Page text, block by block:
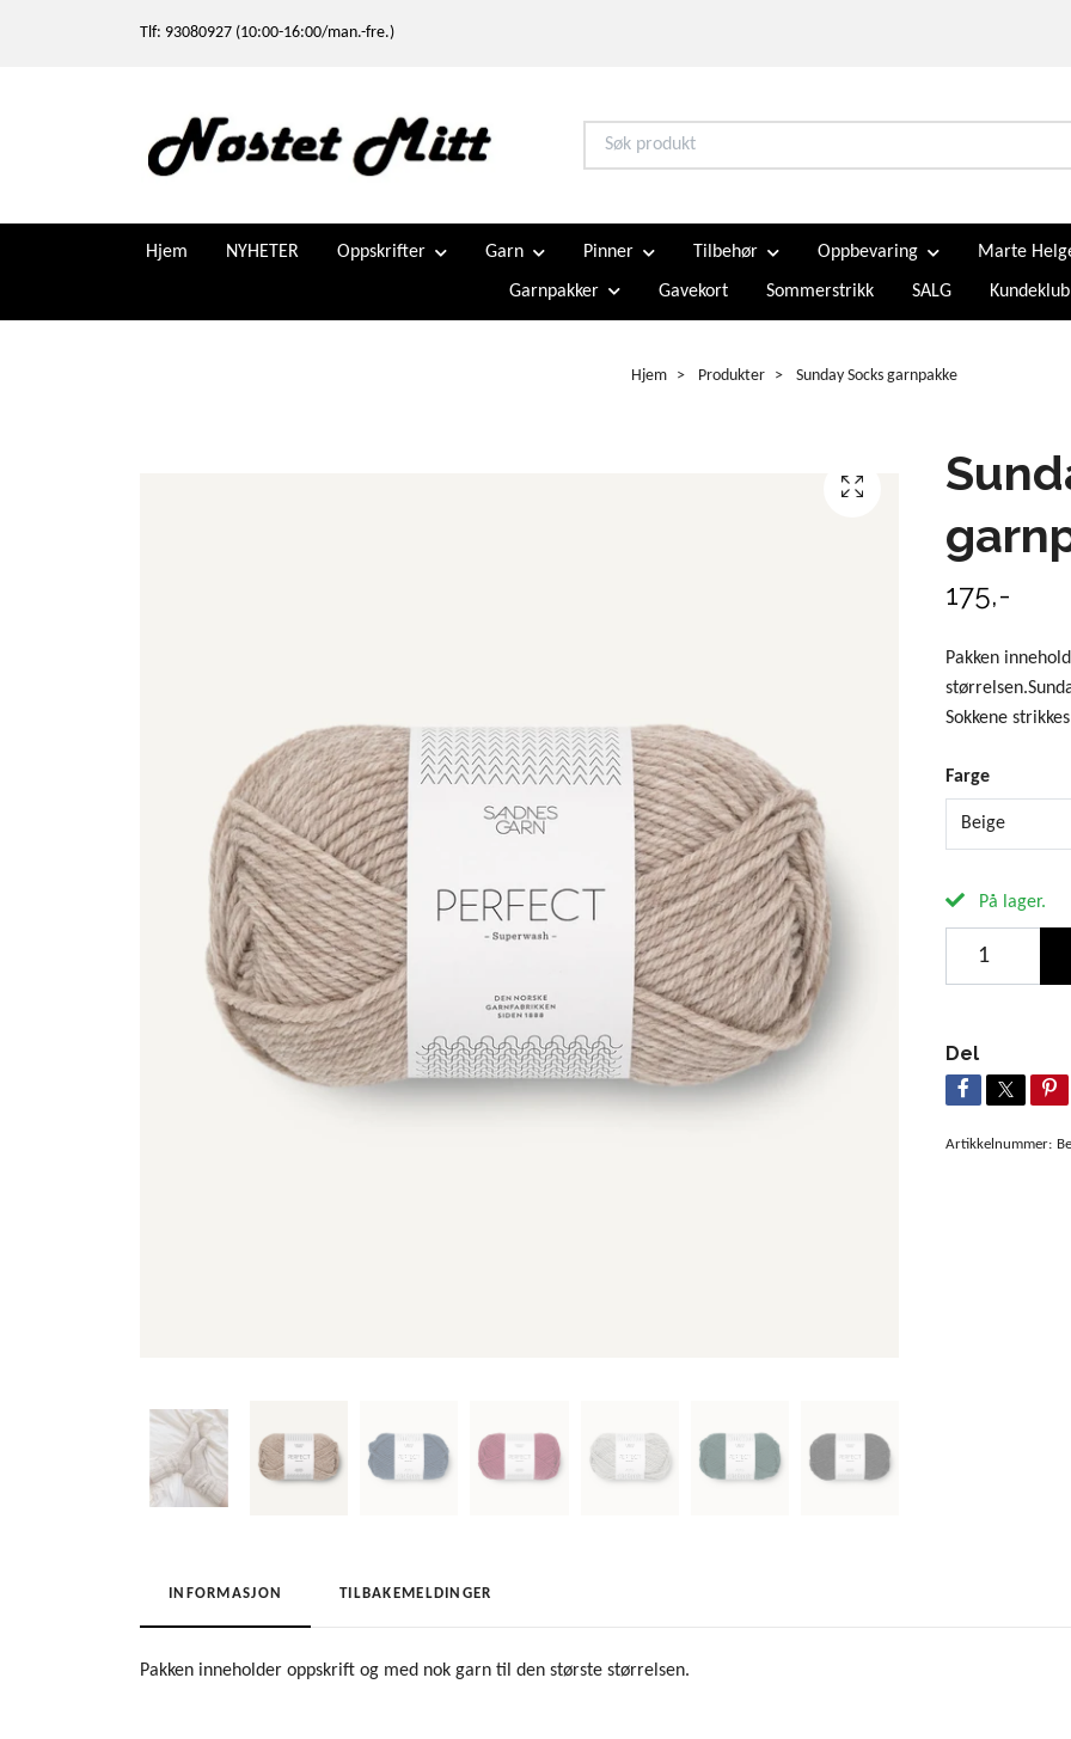
Tlf: 93080927 (10:00-16:00/man.-fre.)
Hjem NYHETER Oppskrifter Garn Pinner Tilbehør Oppbevaring Marte
Garnpakker Gavekort Sommerstrikk SALG
Hjem Produkter Sunday Socks garnpakke
175,-
Pakken
Sokkene
Farge
Beige
På lager.
Del
Artikkelnummer:
INFORMASJON TILBAKEMELDINGER
Pakken inneholder oppskrift og med nok garn til den største størrelsen.